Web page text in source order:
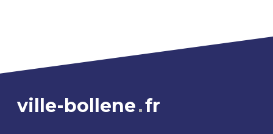
ville-bollene fr